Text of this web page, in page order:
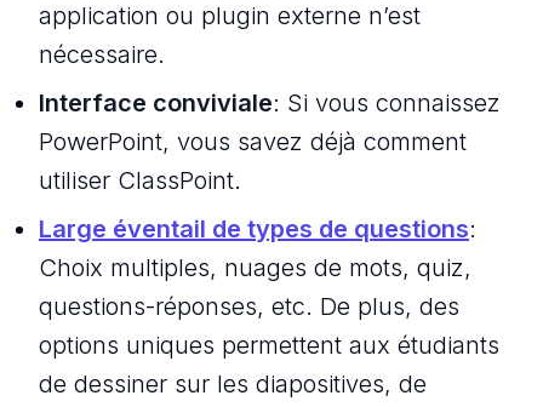
application ou plugin externe n’est
nécessaire.
Interface conviviale: Si vous connaissez
PowerPoint, vous savez déjà comment
utiliser ClassPoint.
Large éventail de types de questions:
Choix multiples, nuages de mots, quiz,
questions-réponses, etc. De plus, des
options uniques permettent aux étudiants
de dessiner sur les diapositives, de